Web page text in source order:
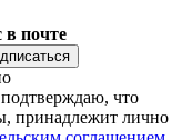
почте
что
принадлежит лично